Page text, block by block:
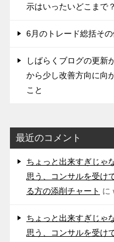
示はいったいどこまで？
6月のトレード総括そ
しばらくブログの更新
から少し改善方向に向
こと
最近のコメント
ちょっと出来すぎじゃ
思う、コンサルを受け
る方の添削チャート に
ちょっと出来すぎじゃ
思う、コンサルを受け